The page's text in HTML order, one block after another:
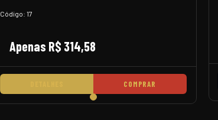
Código: 17
Apenas R$ 314,58
COMPRAR